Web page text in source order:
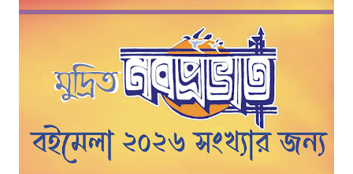
শৈশবে বাবার হাত ধরে যে মেলা দেখেছি তা চরিত্র ও আকৃতি দু'দিক থেকেই বদলে গেছে। গত
পঁচিশ বছর ধরে খুব কাছে থেকে এই উৎসব ও মেলা দেখা, অনুভব করার সুযোগ হয়েছে। যা
দিনদিন অভিজ্ঞতা ও প্রাপ্তির ঝুলিকে সমৃদ্ধ করে গেছে প্রতি ক্ষেত্রেই। খুব সংক্ষেপে এই
উৎসবের ইতিহাস না জানাটা কিন্তু অবিচারই ...